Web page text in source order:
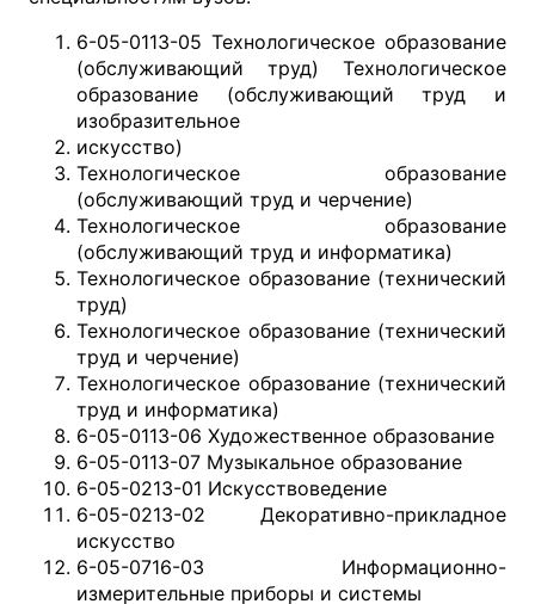
6-05-0113-05 Технологическое образование
(обслуживающий труд) Технологическое
образование (обслуживающий труд и
изобразительное
искусство)
Технологическое образование
(обслуживающий труд и черчение)
Технологическое образование
(обслуживающий труд и информатика)
Технологическое образование (технический
труд)
Технологическое образование (технический
труд и черчение)
Технологическое образование (технический
труд и информатика)
6-05-0113-06 Художественное образование
6-05-0113-07 Музыкальное образование
6-05-0213-01 Искусствоведение
6-05-0213-02 Декоративно-прикладное
искусство
6-05-0716-03 Информационно-
измерительные приборы и системы